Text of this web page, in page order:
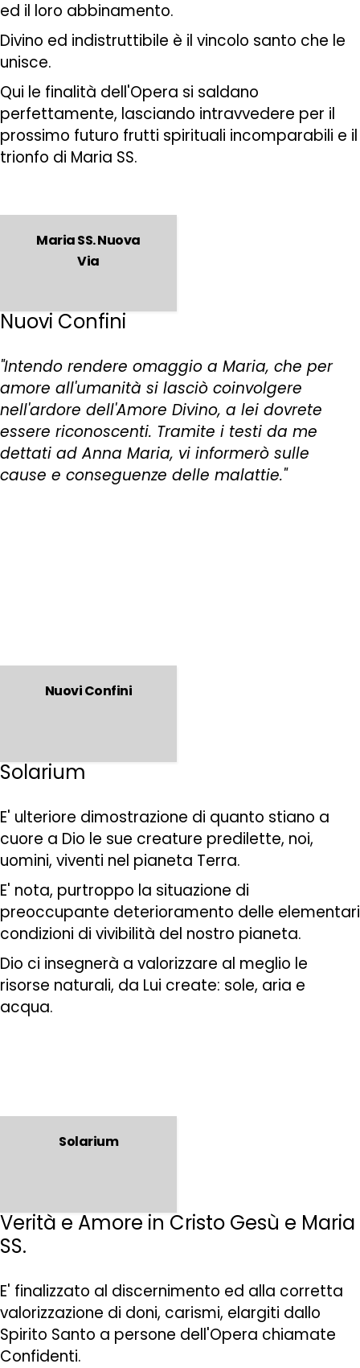
ed il loro abbinamento.
Divino ed indistruttibile è il vincolo santo che le
unisce.
Qui le finalità dell'Opera si saldano
perfettamente, lasciando intravvedere per il
prossimo futuro frutti spirituali incomparabili e il
trionfo di Maria SS.
Maria SS. Nuova
Via
Nuovi Confini
"Intendo rendere omaggio a Maria, che per
amore all'umanità si lasciò coinvolgere
nell'ardore dell'Amore Divino, a lei dovrete
essere riconoscenti. Tramite i testi da me
dettati ad Anna Maria, vi informerò sulle
cause e conseguenze delle malattie."
Nuovi Confini
Solarium
E' ulteriore dimostrazione di quanto stiano a
cuore a Dio le sue creature predilette, noi,
uomini, viventi nel pianeta Terra.
E' nota, purtroppo la situazione di
preoccupante deterioramento delle elementari
condizioni di vivibilità del nostro pianeta.
Dio ci insegnerà a valorizzare al meglio le
risorse naturali, da Lui create: sole, aria e
acqua.
Solarium
Verità e Amore in Cristo Gesù e Maria
SS.
E' finalizzato al discernimento ed alla corretta
valorizzazione di doni, carismi, elargiti dallo
Spirito Santo a persone dell'Opera chiamate
Confidenti.